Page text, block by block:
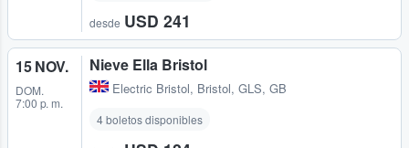
desde USD 241
15 NOV.
DOM.
7:00 p. m.
Nieve Ella Bristol
Electric Bristol, Bristol, GLS, GB
4 boletos disponibles